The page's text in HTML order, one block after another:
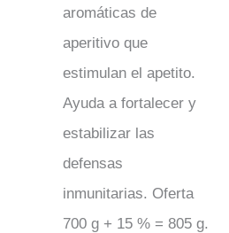
aromáticas de
aperitivo que
estimulan el apetito.
Ayuda a fortalecer y
estabilizar las
defensas
inmunitarias. Oferta
700 g + 15 % = 805 g.